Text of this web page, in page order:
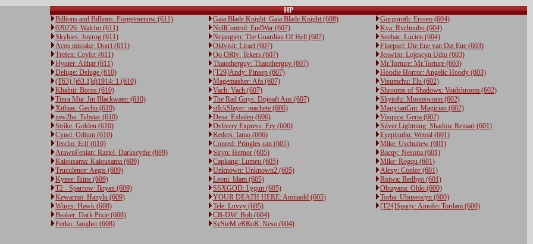
HP
Billions and Billions: Forgetmenow (611)
020226: Walcho (611)
Skylues: Joyrog (611)
Acos mistake: Don't (611)
Trefen: Ceyfer (611)
Hyoter: Althar (611)
Deluge: Deluge (610)
(T63) [t63.1]dj1914: 1 (610)
Khalnii: Boros (610)
Tinra Mia: Jin Blackwater (610)
Xithias: Gecho (610)
mw2ba: Tybstar (610)
Strike: Golden (610)
Cynel: Odium (610)
Tercho: Erif (610)
ArawnFenian: Raziel_Darkscythe (609)
Kaiousama: Kaiousama (609)
Truculence: Aegis (609)
Kyzee: Ikine (609)
T2 - Sparrow: Ikiyan (609)
Kewarmo: Hanylu (609)
Wings: Hawk (608)
Beaker: Dark Pixie (608)
Ferko: Jangher (608)
Gaia Blade Knight: Gaia Blade Knight (608)
NullControl: EndWar (607)
Nejangjen: The Guardian Of Hell (607)
Oldvisit: Lirael (607)
Oo ORly: Tekers (607)
Thatotherguy: Thatotherguy (607)
[T29]Andy: Pinsep (607)
Magemasher: Afa (607)
Vach: Vach (607)
The Rad Guys: Dojoaft Aus (607)
stIckSlayer: machete (606)
Desa: Exbaleo (606)
Delivery Express: Fry (606)
Reders: Iamo (606)
Conred: Pringles can (605)
Siryn: Hernor (605)
Capkang: Lumeu (605)
Unknown: Unknown2 (605)
Leoni: Idam (605)
SSXGOD: Lygun (605)
YOUR DEATH HERE: Amiiaold (605)
Tele: Luvvy (605)
CB-DW: Bob (604)
SySteM eRRoR: Neso (604)
Gorgoroth: Ersseo (604)
Kya: Rychuubu (604)
Seobac: Lucien (604)
Floepsel: Die Ene van Dat Ene (603)
Jeswiro: Lojescyn Udto (603)
Mr.Torture: Mr.Torture (603)
Hoodie Horror: Angelic Hoody (603)
Visumchu: Elu (602)
Shrooms of Shadows: Voidshroom (602)
Skytofu: Moonswoon (602)
MagicianGm: Magician (602)
Visquca: Geria (602)
Silver Lightning: Shadow Remari (601)
Eyepinubu: Weteal (601)
Mike: Uschuhew (601)
Bacqy: Nesona (601)
Mike: Rogqu (601)
Alexy: Conlor (601)
Roiwa: Redhyo (601)
Obizyana: Ohki (600)
Torba: Ubuseocyn (600)
[T24]Sparty: Ainofer Tordam (600)